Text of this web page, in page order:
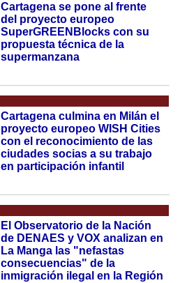
Cartagena se pone al frente
del proyecto europeo
SuperGREENBlocks con su
propuesta técnica de la
supermanzana
Cartagena culmina en Milán el
proyecto europeo WISH Cities
con el reconocimiento de las
ciudades socias a su trabajo
en participación infantil
El Observatorio de la Nación
de DENAES y VOX analizan en
La Manga las "nefastas
consecuencias" de la
inmigración ilegal en la Región